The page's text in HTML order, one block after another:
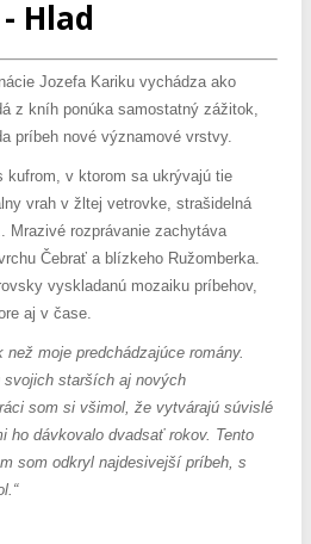
Hlad
Jozefa Kariku vychádza ako
z kníh ponúka samostatný zážitok,
príbeh nové významové vrstvy.
kufrom, v ktorom sa ukrývajú tie
vrah v žltej vetrovke, strašidelná
Mrazivé rozprávanie zachytáva
Čebrať a blízkeho Ružomberka.
vyskladanú mozaiku príbehov,
aj v čase.
moje predchádzajúce romány.
starších aj nových
som si všimol, že vytvárajú súvislé
ho dávkovalo dvadsať rokov. Tento
som odkryl najdesivejší príbeh, s